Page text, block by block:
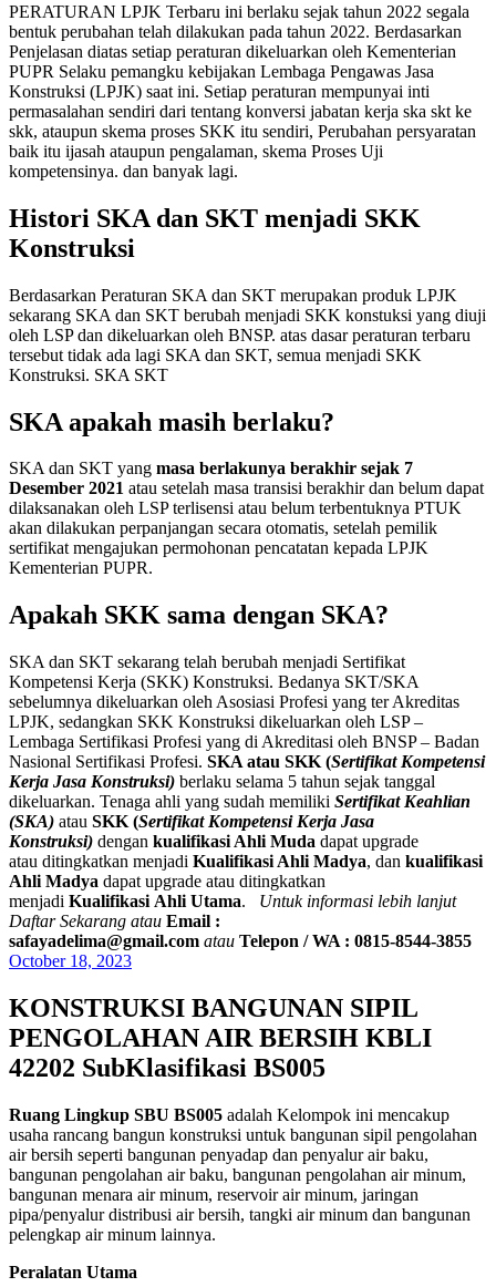
PERATURAN LPJK Terbaru ini berlaku sejak tahun 2022 segala
bentuk perubahan telah dilakukan pada tahun 2022. Berdasarkan
Penjelasan diatas setiap peraturan dikeluarkan oleh Kementerian
PUPR Selaku pemangku kebijakan Lembaga Pengawas Jasa
Konstruksi (LPJK) saat ini. Setiap peraturan mempunyai inti
permasalahan sendiri dari tentang konversi jabatan kerja ska skt ke
skk, ataupun skema proses SKK itu sendiri, Perubahan persyaratan
baik itu ijasah ataupun pengalaman, skema Proses Uji
kompetensinya. dan banyak lagi.
Histori SKA dan SKT menjadi SKK
Konstruksi
Berdasarkan Peraturan SKA dan SKT merupakan produk LPJK
sekarang SKA dan SKT berubah menjadi SKK konstuksi yang diuji
oleh LSP dan dikeluarkan oleh BNSP. atas dasar peraturan terbaru
tersebut tidak ada lagi SKA dan SKT, semua menjadi SKK
Konstruksi. SKA SKT
SKA apakah masih berlaku?
SKA dan SKT yang masa berlakunya berakhir sejak 7
Desember 2021 atau setelah masa transisi berakhir dan belum dapat
dilaksanakan oleh LSP terlisensi atau belum terbentuknya PTUK
akan dilakukan perpanjangan secara otomatis, setelah pemilik
sertifikat mengajukan permohonan pencatatan kepada LPJK
Kementerian PUPR.
Apakah SKK sama dengan SKA?
SKA dan SKT sekarang telah berubah menjadi Sertifikat
Kompetensi Kerja (SKK) Konstruksi. Bedanya SKT/SKA
sebelumnya dikeluarkan oleh Asosiasi Profesi yang ter Akreditas
LPJK, sedangkan SKK Konstruksi dikeluarkan oleh LSP –
Lembaga Sertifikasi Profesi yang di Akreditasi oleh BNSP – Badan
Nasional Sertifikasi Profesi. SKA atau SKK (Sertifikat Kompetensi
Kerja Jasa Konstruksi) berlaku selama 5 tahun sejak tanggal
dikeluarkan. Tenaga ahli yang sudah memiliki Sertifikat Keahlian
(SKA) atau SKK (Sertifikat Kompetensi Kerja Jasa
Konstruksi) dengan kualifikasi Ahli Muda dapat upgrade
atau ditingkatkan menjadi Kualifikasi Ahli Madya, dan kualifikasi
Ahli Madya dapat upgrade atau ditingkatkan
menjadi Kualifikasi Ahli Utama. Untuk informasi lebih lanjut
Daftar Sekarang atau Email :
safayadelima@gmail.com atau Telepon / WA : 0815-8544-3855
October 18, 2023
KONSTRUKSI BANGUNAN SIPIL
PENGOLAHAN AIR BERSIH KBLI
42202 SubKlasifikasi BS005
Ruang Lingkup SBU BS005 adalah Kelompok ini mencakup
usaha rancang bangun konstruksi untuk bangunan sipil pengolahan
air bersih seperti bangunan penyadap dan penyalur air baku,
bangunan pengolahan air baku, bangunan pengolahan air minum,
bangunan menara air minum, reservoir air minum, jaringan
pipa/penyalur distribusi air bersih, tangki air minum dan bangunan
pelengkap air minum lainnya.
Peralatan Utama